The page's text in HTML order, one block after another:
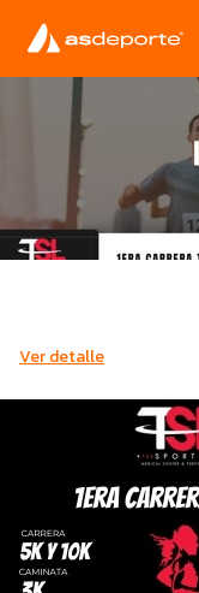
Ver detalle